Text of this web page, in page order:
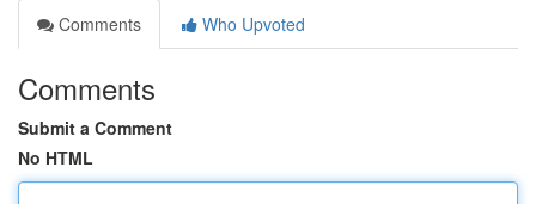
Comments
Who Upvoted
Comments
Submit a Comment
No HTML